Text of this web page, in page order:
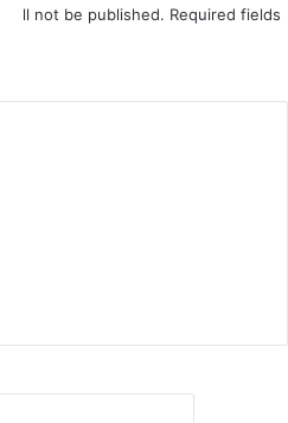
ll not be published. Required fields